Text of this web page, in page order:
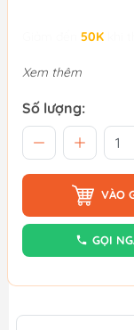
50K
Xem thêm
Số lượng:
VÀO
GỌI